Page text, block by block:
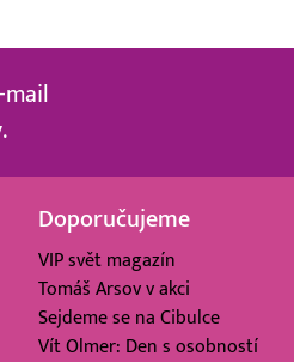
mail
.
Doporučujeme
VIP svět magazín
Tomáš Arsov v akci
Sejdeme se na Cibulce
Vít Olmer: Den s osobností